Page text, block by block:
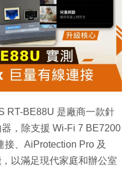
RT-BE88U 是廠商一款針
，除支援 Wi-Fi 7 BE7200
接、AiProtection Pro 及
以滿足現代家庭和辦公室